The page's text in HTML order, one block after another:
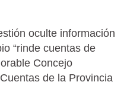
oculte información
“rinde cuentas de
Concejo
de la Provincia